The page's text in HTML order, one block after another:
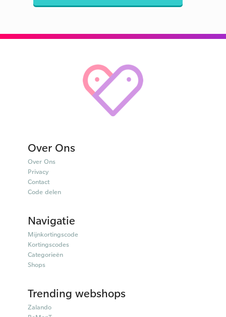
Over Ons
Over Ons
Privacy
Contact
Code delen
Navigatie
Mijnkortingscode
Kortingscodes
Categorieën
Shops
Trending webshops
Zalando